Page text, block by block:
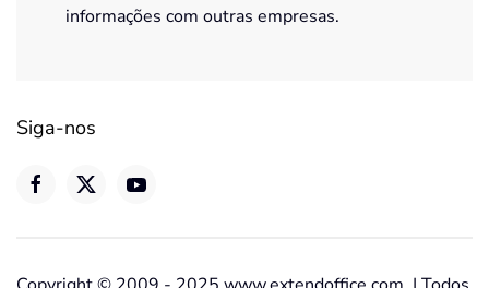
informações com outras empresas.
Siga-nos